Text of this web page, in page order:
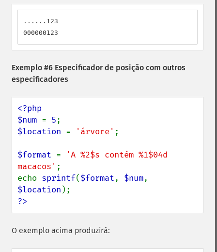
......123
000000123
Exemplo #6 Especificador de posição com outros
especificadores
<?php
$num = 5
$location = 'árvore' ;
$format =
'A %2$s contém %1$04d
macacos' ;
echo sprintf($format, $num
$location
?>
O exemplo acima produzirá: